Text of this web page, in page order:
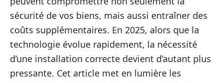
sécurité de vos biens, mais aussi entraîner des
coûts supplémentaires. En 2025, alors que la
technologie évolue rapidement, la nécessité
d’une installation correcte devient d’autant plus
pressante. Cet article met en lumière les